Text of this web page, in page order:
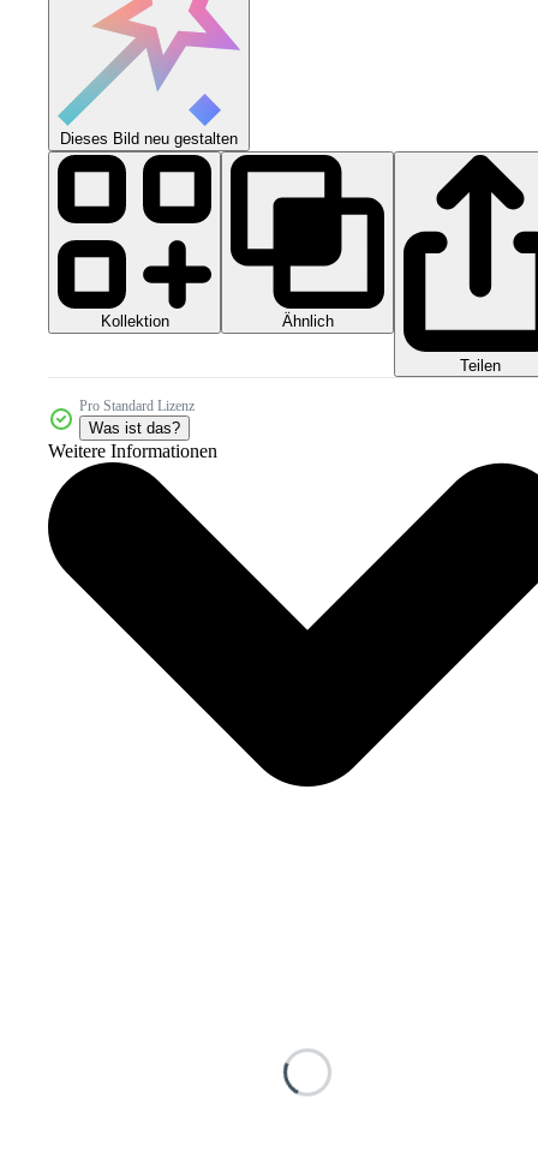
Dieses Bild neu gestalten
Kollektion Ähnlich
Teilen
Pro Standard Lizenz
Was ist das?
Weitere Informationen